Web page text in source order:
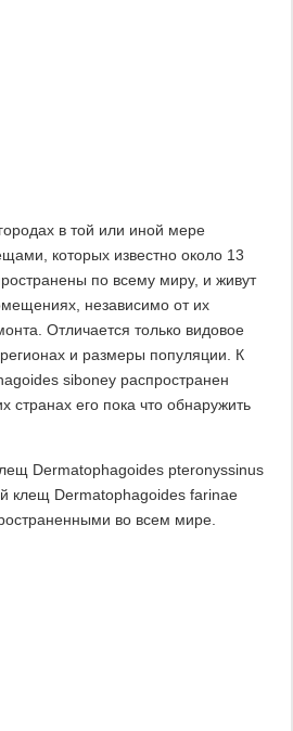
в той или иной мере
которых известно около 13
по всему миру, и живут
независимо от их
Отличается только видовое
и размеры популяции. К
siboney распространен
странах его пока что обнаружить
Dermatophagoides pteronyssinus
клещ Dermatophagoides farinae
во всем мире.